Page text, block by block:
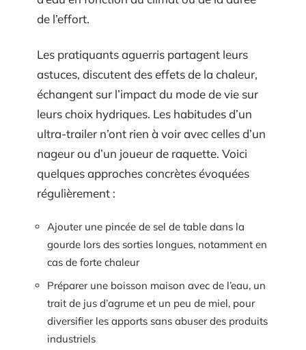
de l’effort.
Les pratiquants aguerris partagent leurs
astuces, discutent des effets de la chaleur,
échangent sur l’impact du mode de vie sur
leurs choix hydriques. Les habitudes d’un
ultra-trailer n’ont rien à voir avec celles d’un
nageur ou d’un joueur de raquette. Voici
quelques approches concrètes évoquées
régulièrement :
Ajouter une pincée de sel de table dans la
gourde lors des sorties longues, notamment en
cas de forte chaleur
Préparer une boisson maison avec de l’eau, un
trait de jus d’agrume et un peu de miel, pour
diversifier les apports sans abuser des produits
industriels